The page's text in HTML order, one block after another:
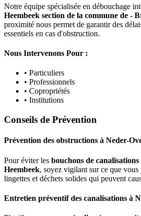
Notre équipe spécialisée en débouchage
Heembeek section de la commune de -
proximité nous permet de garantir des
essentiels en cas d'obstruction.
Nous Intervenons Pour :
• Particuliers
• Professionnels
• Copropriétés
• Institutions
Conseils de Prévention
Prévention des obstructions à Neder-
Pour éviter les bouchons de canalisations
Heembeek, soyez vigilant sur ce que
lingettes et déchets solides qui peuvent
Entretien préventif des canalisations à